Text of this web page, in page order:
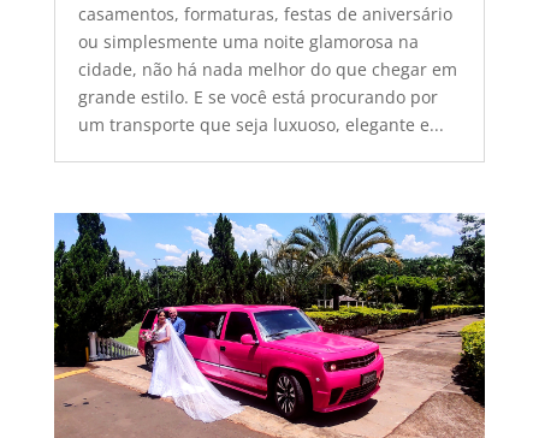
casamentos, formaturas, festas de aniversário
ou simplesmente uma noite glamorosa na
cidade, não há nada melhor do que chegar em
grande estilo. E se você está procurando por
um transporte que seja luxuoso, elegante e...